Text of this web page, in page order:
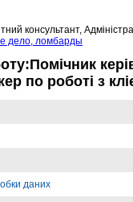
консультант,
дело, ломбарды
по роботі з
даних